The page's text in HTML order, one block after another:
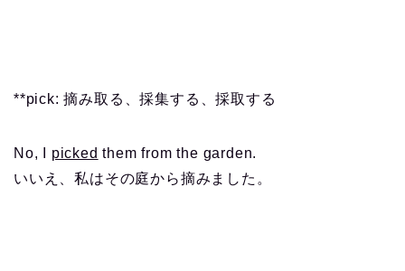
**pick: 摘み取る、採集する、採取する
No, I picked them from the garden.
いいえ、私はその庭から摘みました。